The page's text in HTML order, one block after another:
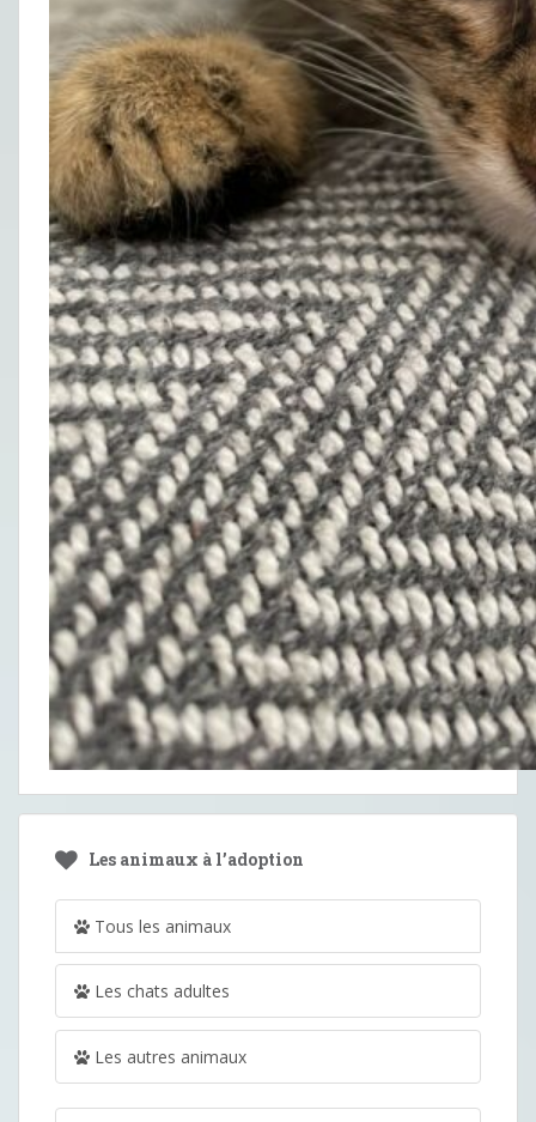
Les animaux à l’adoption
Tous les animaux
Les chats adultes
Les autres animaux